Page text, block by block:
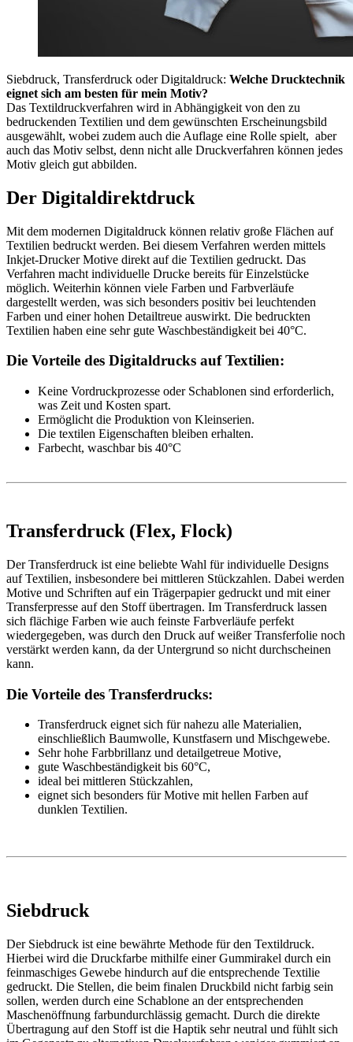
Siebdruck, Transferdruck oder Digitaldruck: Welche Drucktechnik
eignet sich am besten für mein Motiv?
Das Textildruckverfahren wird in Abhängigkeit von den zu
bedruckenden Textilien und dem gewünschten Erscheinungsbild
ausgewählt, wobei zudem auch die Auflage eine Rolle spielt, aber
auch das Motiv selbst, denn nicht alle Druckverfahren können jedes
Motiv gleich gut abbilden.
Der Digitaldirektdruck
Mit dem modernen Digitaldruck können relativ große Flächen auf
Textilien bedruckt werden. Bei diesem Verfahren werden mittels
Inkjet-Drucker Motive direkt auf die Textilien gedruckt. Das
Verfahren macht individuelle Drucke bereits für Einzelstücke
möglich. Weiterhin können viele Farben und Farbverläufe
dargestellt werden, was sich besonders positiv bei leuchtenden
Farben und einer hohen Detailtreue auswirkt. Die bedruckten
Textilien haben eine sehr gute Waschbeständigkeit bei 40°C.
Die Vorteile des Digitaldrucks auf Textilien:
Keine Vordruckprozesse oder Schablonen sind erforderlich,
was Zeit und Kosten spart.
Ermöglicht die Produktion von Kleinserien.
Die textilen Eigenschaften bleiben erhalten.
Farbecht, waschbar bis 40°C
Transferdruck (Flex, Flock)
Der Transferdruck ist eine beliebte Wahl für individuelle Designs
auf Textilien, insbesondere bei mittleren Stückzahlen. Dabei werden
Motive und Schriften auf ein Trägerpapier gedruckt und mit einer
Transferpresse auf den Stoff übertragen. Im Transferdruck lassen
sich flächige Farben wie auch feinste Farbverläufe perfekt
wiedergegeben, was durch den Druck auf weißer Transferfolie noch
verstärkt werden kann, da der Untergrund so nicht durchscheinen
kann.
Die Vorteile des Transferdrucks:
Transferdruck eignet sich für nahezu alle Materialien,
einschließlich Baumwolle, Kunstfasern und Mischgewebe.
Sehr hohe Farbbrillanz und detailgetreue Motive,
gute Waschbeständigkeit bis 60°C,
ideal bei mittleren Stückzahlen,
eignet sich besonders für Motive mit hellen Farben auf
dunklen Textilien.
Siebdruck
Der Siebdruck ist eine bewährte Methode für den Textildruck.
Hierbei wird die Druckfarbe mithilfe einer Gummirakel durch ein
feinmaschiges Gewebe hindurch auf die entsprechende Textilie
gedruckt. Die Stellen, die beim finalen Druckbild nicht farbig sein
sollen, werden durch eine Schablone an der entsprechenden
Maschenöffnung farbundurchlässig gemacht. Durch die direkte
Übertragung auf den Stoff ist die Haptik sehr neutral und fühlt sich